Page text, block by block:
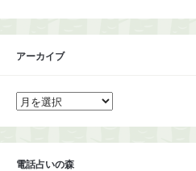
アーカイブ
ア
ー
イ
電話占いの森